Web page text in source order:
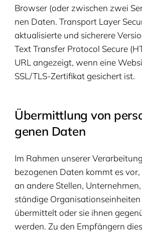
Brow­ser (oder zwi­schen zwei
nen Daten. Trans­port Lay­er
aktua­li­sier­te und siche­re­re
Text Trans­fer Pro­to­col Secu­re (
URL ange­zeigt, wenn eine
SSL /TLS-Zer­ti­fi­kat gesi­chert ist.
Über­mitt­lung von
ge­nen Daten
Im Rah­men unse­rer
be­zo­ge­nen Daten kommt es
an ande­re Stel­len,
stän­di­ge
über­mit­telt oder sie ihnen
wer­den. Zu den Emp­fän­gern